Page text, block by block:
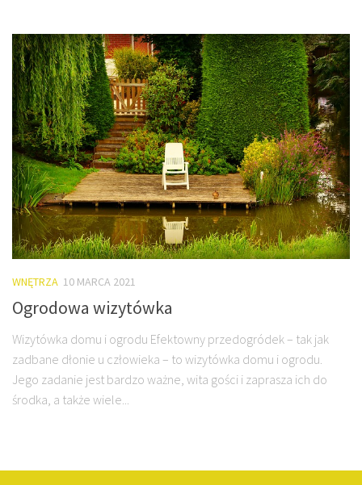
WNĘTRZA 10 MARCA 2021
Ogrodowa wizytówka
Wizytówka domu i ogrodu Efektowny przedogródek – tak jak
zadbane dłonie u człowieka – to wizytówka domu i ogrodu.
Jego zadanie jest bardzo ważne, wita gości i zaprasza ich do
środka, a także wiele...